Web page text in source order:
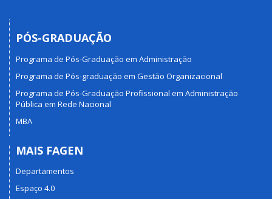
PÓS-GRADUAÇÃO
Programa de Pós-Graduação em Administração
Programa de Pós-graduação em Gestão Organizacional
Programa de Pós-Graduação Profissional em Administração
Pública em Rede Nacional
MBA
MAIS FAGEN
Departamentos
Espaço 4.0